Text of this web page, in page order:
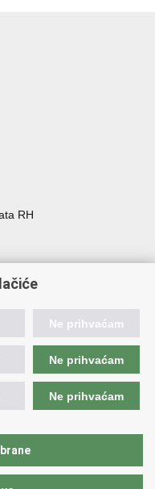
RH
Ne prihvaćam
Ne prihvaćam
Ne prihvaćam